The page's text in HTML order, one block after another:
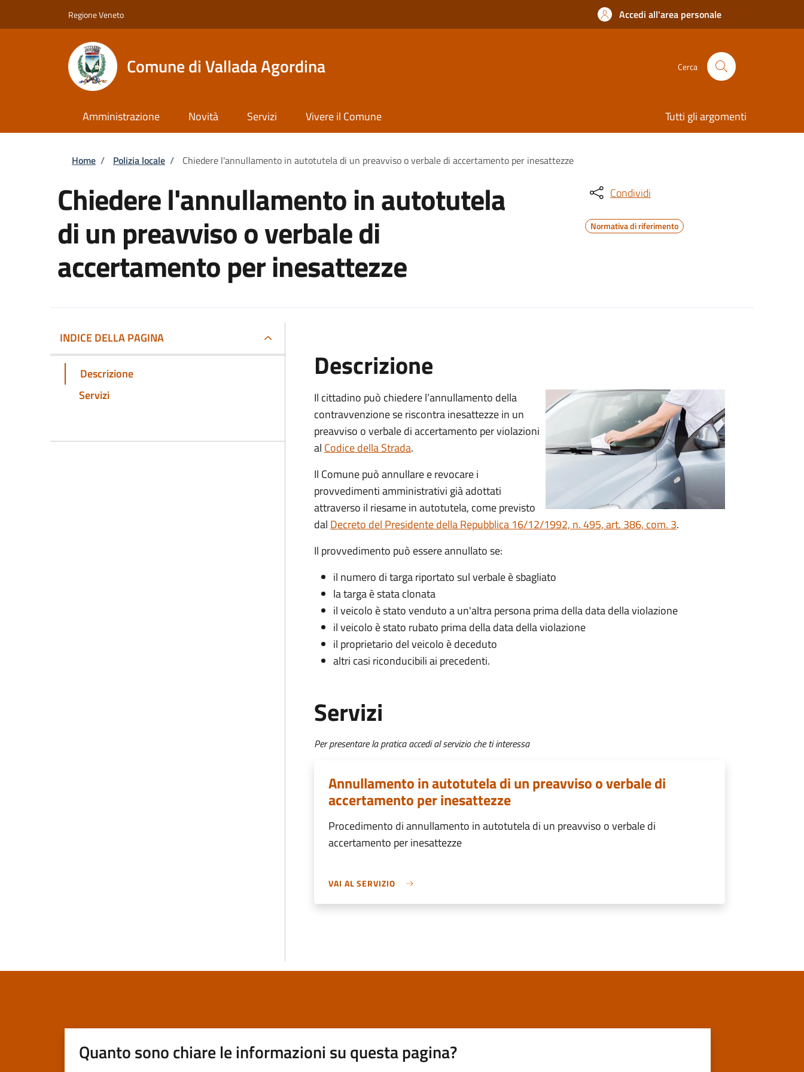
Regione Veneto Accedi all'area personale
Comune di Vallada Agordina Cerca
Amministrazione Novità Servizi Vivere il Comune Tutti gli argomenti
Briciole di pane
Home / Polizia locale / Chiedere l'annullamento in autotutela di un preavviso o verbale di accertamento per inesattezze
Chiedere l'annullamento in autotutela
di un preavviso o verbale di
accertamento per inesattezze
Condividi
Normativa di riferimento
INDICE DELLA PAGINA
Descrizione
Servizi
Descrizione
Il cittadino può chiedere l’annullamento della
contravvenzione se riscontra inesattezze in un
preavviso o verbale di accertamento per violazioni
al Codice della Strada.
Il Comune può annullare e revocare i
provvedimenti amministrativi già adottati
attraverso il riesame in autotutela, come previsto
dal Decreto del Presidente della Repubblica 16/12/1992, n. 495, art. 386, com. 3.
Il provvedimento può essere annullato se:
il numero di targa riportato sul verbale è sbagliato
la targa è stata clonata
il veicolo è stato venduto a un'altra persona prima della data della violazione
il veicolo è stato rubato prima della data della violazione
il proprietario del veicolo è deceduto
altri casi riconducibili ai precedenti.
Servizi
Per presentare la pratica accedi al servizio che ti interessa
Annullamento in autotutela di un preavviso o verbale di
accertamento per inesattezze
Procedimento di annullamento in autotutela di un preavviso o verbale di
accertamento per inesattezze
VAI AL SERVIZIO
Quanto sono chiare le informazioni su questa pagina?